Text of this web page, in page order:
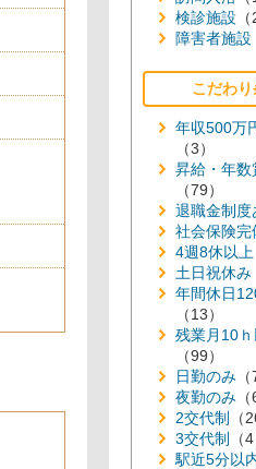
検診施設
障害者施設
こだわり
年収500万
（3）
昇給・年数
（79）
退職金制度
社会保険完
4週8休以上
土日祝休み
年間休日
（13）
残業月10
（99）
日勤のみ
夜勤のみ
2交代制
（
3交代制
（4
駅近5分以